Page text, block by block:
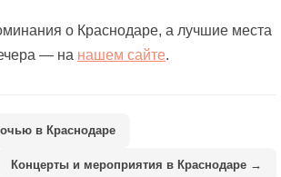
о Краснодаре, а лучшие места
— на нашем сайте.
в Краснодаре
Концерты и мероприятия в Краснодаре →